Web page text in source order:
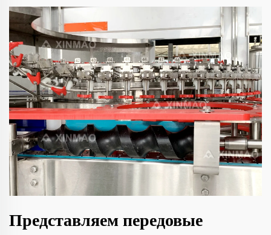
Представляем передовые